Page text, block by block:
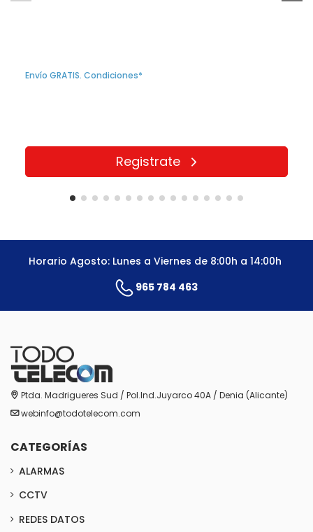
Envío GRATIS. Condiciones*
Registrate
Horario Agosto: Lunes a Viernes de 8:00h a 14:00h
965 784 463
Ptda. Madrigueres Sud / Pol.Ind.Juyarco 40A / Denia (Alicante)
webinfo@todotelecom.com
CATEGORÍAS
ALARMAS
CCTV
REDES DATOS